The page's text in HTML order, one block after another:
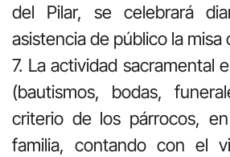
del Pilar, se celebrará
asistencia de público la misa
7. La actividad sacramental
(bautismos, bodas,
criterio de los párrocos,
familia, contando con el